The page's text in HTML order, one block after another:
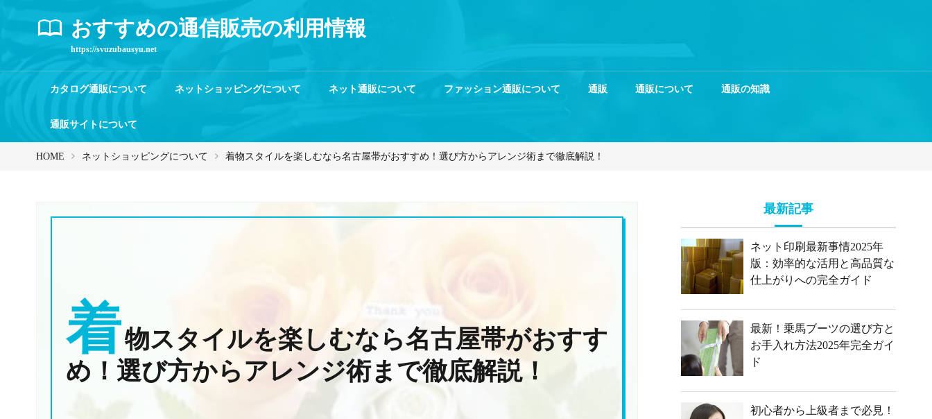
おすすめの通信販売の利用情報
https://svuzubausyu.net
カタログ通販について ネットショッピングについて ネット通販について ファッション通販について 通販 通販について 通販の知識
通販サイトについて
HOME ネットショッピングについて 着物スタイルを楽しむなら名古屋帯がおすすめ！選び方からアレンジ術まで徹底解説！
着物スタイルを楽しむなら名古屋帯がおすす
め！選び方からアレンジ術まで徹底解説！
最新記事
ネット印刷最新事情2025年
版：効率的な活用と高品質な
仕上がりへの完全ガイド
最新！乗馬ブーツの選び方と
お手入れ方法2025年完全ガイ
ド
初心者から上級者まで必見！